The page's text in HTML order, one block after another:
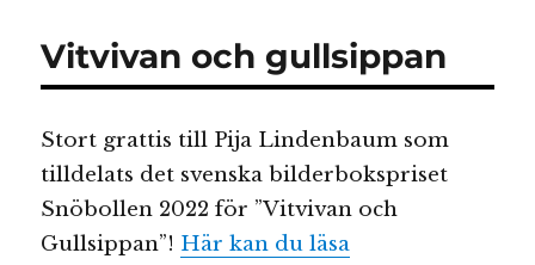
yngsta
Vitvivan och gullsippan
Stort grattis till Pija Lindenbaum som
tilldelats det svenska bilderbokspriset
Snöbollen 2022 för ”Vitvivan och
Gullsippan”! Här kan du läsa